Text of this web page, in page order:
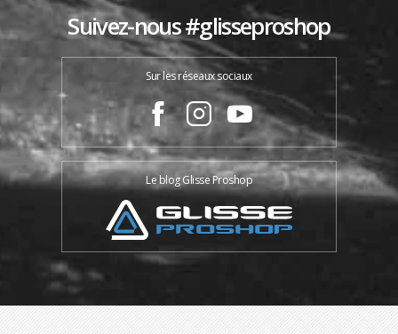
Suivez-nous #glisseproshop
Sur les réseaux sociaux
Le blog Glisse Proshop